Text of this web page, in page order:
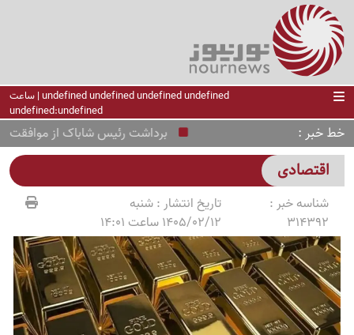
undefined undefined undefined undefined | ساعت
undefined:undefined
خط خبر برداشت رئیس شاباک از موافقت
اقتصادی
شناسه خبر :
314392
تاریخ انتشار :شنبه
1405/02/12 ساعت 14:01